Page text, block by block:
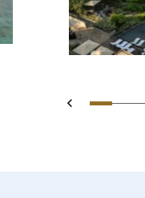
戻る
スラ